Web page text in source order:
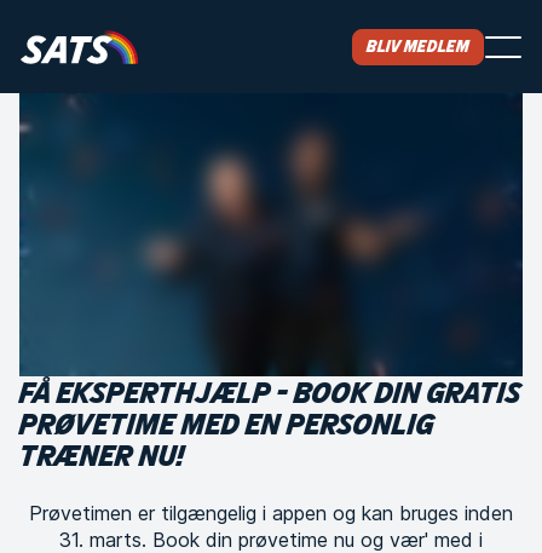
Bliv medlem
FÅ EKSPERTHJÆLP - BOOK DIN GRATIS
PRØVETIME MED EN PERSONLIG
TRÆNER NU!
Prøvetimen er tilgængelig i appen og kan bruges inden
31. marts. Book din prøvetime nu og vær' med i